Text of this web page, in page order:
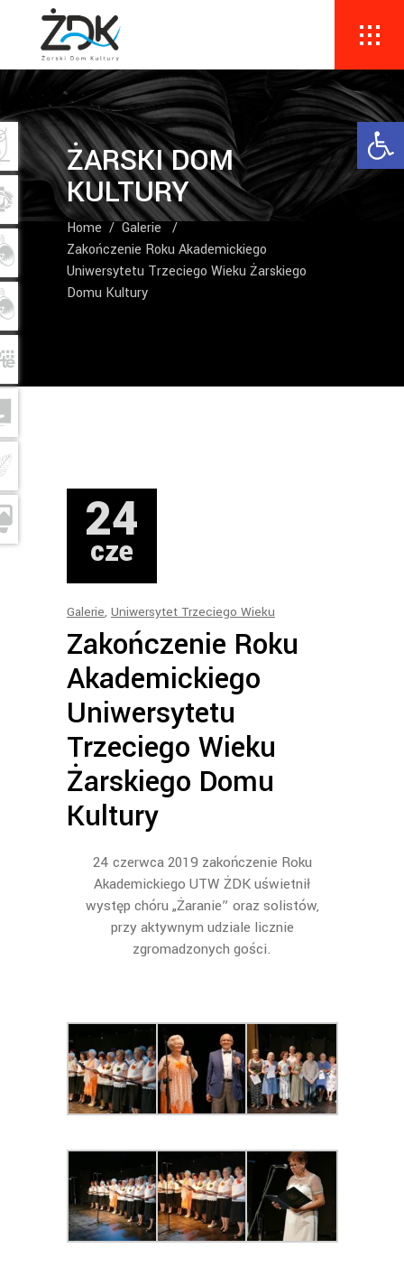
ŻARSKI DOM
KULTURY
Home/Galerie/
Zakończenie Roku Akademickiego
Uniwersytetu Trzeciego Wieku Żarskiego
Domu Kultury
24
cze
Galerie, Uniwersytet Trzeciego Wieku
Zakończenie Roku
Akademickiego
Uniwersytetu
Trzeciego Wieku
Żarskiego Domu
Kultury
24 czerwca 2019 zakończenie Roku
Akademickiego UTW ŻDK uświetnił
występ chóru „Żaranie” oraz solistów,
przy aktywnym udziale licznie
zgromadzonych gości.